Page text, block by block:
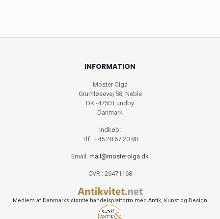
INFORMATION
Moster Olga
Grumløsevej 58, Neble
DK -4750 Lundby
Danmark
Indkøb:
Tlf : +45 28 67 20 80
Email: mail@mosterolga.dk
CVR : 26471168
Medlem af Danmarks største handelsplatform med Antik, Kunst og Design